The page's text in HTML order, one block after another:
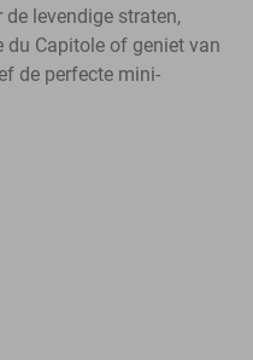
levendige straten,
du Capitole of geniet van
de perfecte mini-